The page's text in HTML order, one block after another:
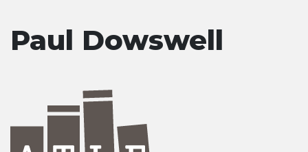
Paul Dowswell